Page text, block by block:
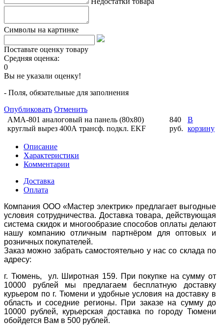
Символы на картинке
Поставьте оценку товару
Средняя оценка:
0
Вы не указали оценку!
- Поля, обязательные для заполнения
Опубликовать Отменить
AMA-801 аналоговый на панель (80х80)
круглый вырез 400А трансф. подкл. EKF
840
руб.
В
корзину
Описание
Характеристики
Комментарии
Доставка
Оплата
Компания ООО «Мастер электрик» предлагает выгодные
условия сотрудничества. Доставка товара, действующая
система скидок и многообразие способов оплаты делают
нашу компанию отличным партнёром для оптовых и
розничных покупателей.
Заказ можно забрать самостоятельно у нас со склада по
адресу:
г. Тюмень, ул. Широтная 159. При покупке на сумму от
10000 рублей мы предлагаем бесплатную доставку
курьером по г. Тюмени и удобные условия на доставку в
область и соседние регионы. При заказе на сумму до
10000 рублей, курьерская доставка по городу Тюмени
обойдется Вам в 500 рублей.